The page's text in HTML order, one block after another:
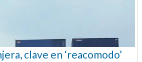
clave en ‘reacomodo’